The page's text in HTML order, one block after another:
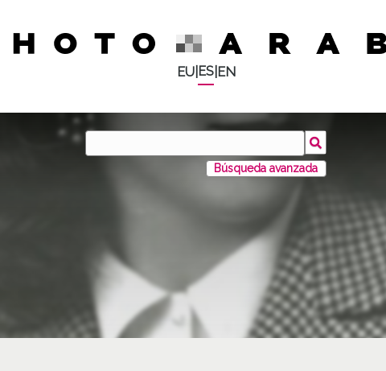
EU| ES| EN
Búsqueda avanzada